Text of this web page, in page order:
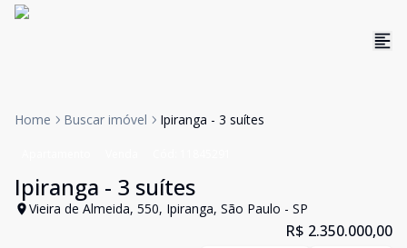
Home Buscar imóvel Ipiranga - 3 suítes
Ipiranga - 3 suítes
Vieira de Almeida, 550, Ipiranga, São Paulo - SP
R$ 2.350.000,00